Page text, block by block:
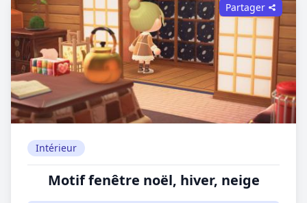
Intérieur
Motif fenêtre noël, hiver, neige
Partager